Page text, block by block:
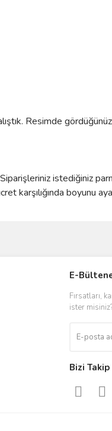
Resimde
istediğiniz
karşılığında boyunu
E-
Fırsatları,
ister
Bizi Takip